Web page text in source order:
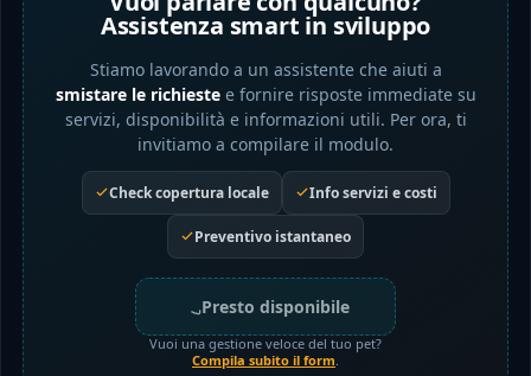
Assistenza smart in sviluppo
Stiamo lavorando a un assistente che aiuti a
smistare le richiestee fornire risposte immediate su
servizi, disponibilità e informazioni utili. Per ora, ti
invitiamo a compilare il modulo.
Check copertura locale Info servizi e costi
Preventivo istantaneo
Presto disponibile
Vuoi una gestione veloce del tuo pet?
Compila subito il form